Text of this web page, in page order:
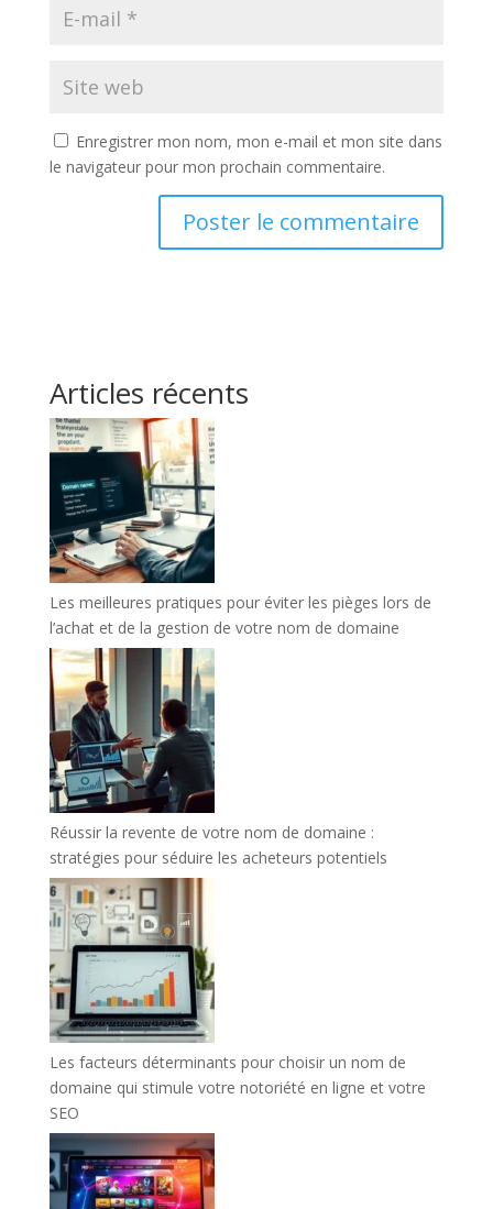
Enregistrer mon nom, mon e-mail et mon site dans
le navigateur pour mon prochain commentaire.
Articles récents
Les meilleures pratiques pour éviter les pièges lors de
l’achat et de la gestion de votre nom de domaine
Réussir la revente de votre nom de domaine :
stratégies pour séduire les acheteurs potentiels
Les facteurs déterminants pour choisir un nom de
domaine qui stimule votre notoriété en ligne et votre
SEO